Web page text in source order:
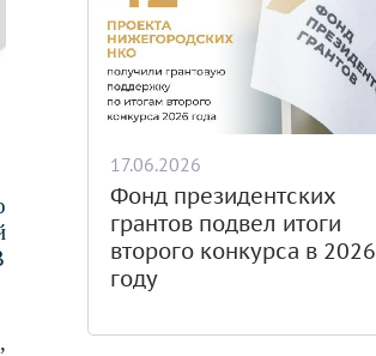
17.06.2026
Фонд президентских
грантов подвел итоги
второго конкурса в 2026
году